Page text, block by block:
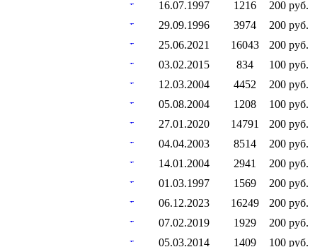
16.07.1997 1216
200 руб.
29.09.1996 3974
200 руб.
25.06.2021 16043
200 руб.
03.02.2015 834
100 руб.
12.03.2004 4452
200 руб.
05.08.2004 1208
100 руб.
27.01.2020 14791
200 руб.
04.04.2003 8514
200 руб.
14.01.2004 2941
200 руб.
01.03.1997 1569
200 руб.
06.12.2023 16249
200 руб.
07.02.2019 1929
200 руб.
05.03.2014 1409 100 руб.